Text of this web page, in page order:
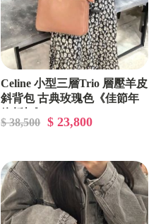
Celine 小型三層Trio 層壓羊皮
斜背包 古典玫瑰色《佳節年
$ 38,500 $ 23,800